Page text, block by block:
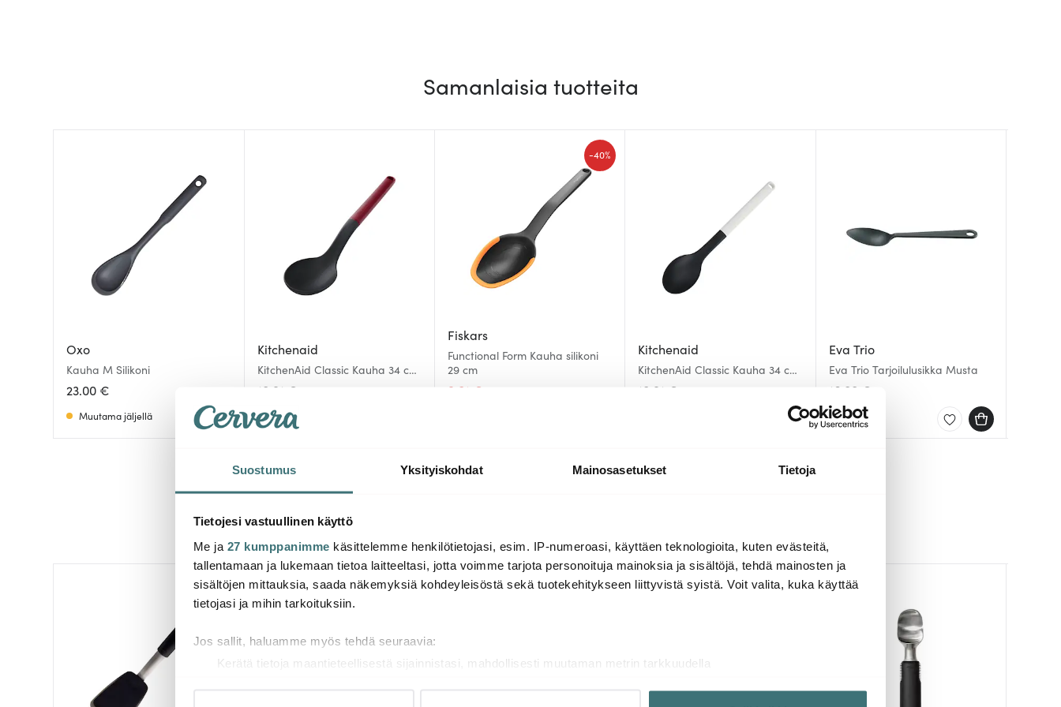
Suostumus Yksityiskohdat Mainosasetukset Tietoja
Tietojesi vastuullinen käyttö
Me ja 27 kumppanimme käsittelemme henkilötietojasi, esim. IP-numeroasi, käyttäen teknologioita, kuten evästeitä,
tallentamaan ja lukemaan tietoa laitteeltasi, jotta voimme tarjota personoituja mainoksia ja sisältöjä, tehdä mainosten ja
sisältöjen mittauksia, saada näkemyksiä kohdeyleisöstä sekä tuotekehitykseen liittyvistä syistä. Voit valita, kuka käyttää
tietojasi ja mihin tarkoituksiin.
Jos sallit, haluamme myös tehdä seuraavia:
Kerätä tietoja maantieteellisestä sijainnistasi, mahdollisesti muutaman metrin tarkkuudella
Samanlaisia tuotteita
Oxo
Kauha M Silikoni
23.00 €
Muutama jäljellä
Kitchenaid
KitchenAid Classic Kauha 34 cm
Empire Red
10.91 €
Muutama jäljellä
Fiskars
Functional Form Kauha silikoni
29 cm
9.01 €
-40%
Kitchenaid
KitchenAid Classic Kauha 34 cm
porcelain white
10.91 €
Eva Trio
Eva Trio Tarjoilulusikka Musta
16.00 €
Saatavilla
-43%